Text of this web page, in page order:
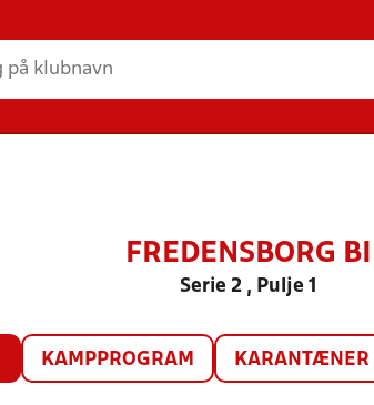
FREDENSBORG BI
Serie 2 , Pulje 1
KAMPPROGRAM KARANTÆNER